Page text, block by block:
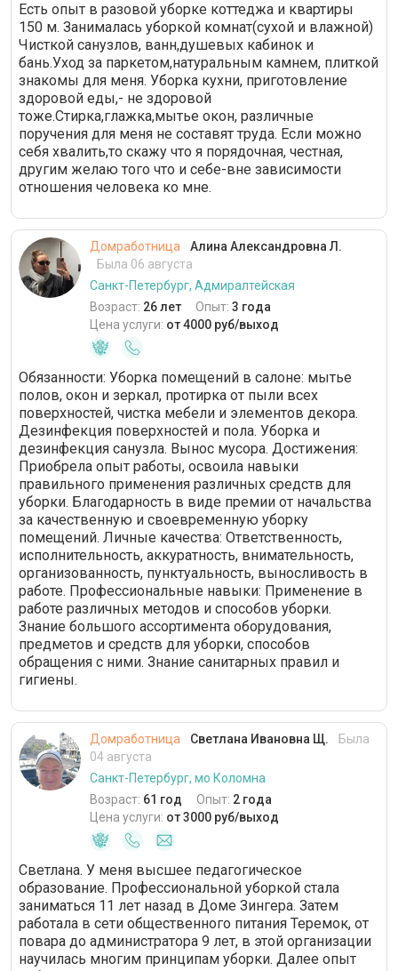
Есть опыт в разовой уборке коттеджа и квартиры
150 м. Занималась уборкой комнат(сухой и влажной)
Чисткой санузлов, ванн,душевых кабинок и
бань.Уход за паркетом,натуральным камнем, плиткой
знакомы для меня. Уборка кухни, приготовление
здоровой еды,- не здоровой
тоже.Стирка,глажка,мытье окон, различные
поручения для меня не составят труда. Если можно
себя хвалить,то скажу что я порядочная, честная,
другим желаю того что и себе-вне зависимости
отношения человека ко мне.
Домработница
Алина Александровна Л.
Была 06 августа
Санкт-Петербург, Адмиралтейская
Возраст: 26 лет Опыт: 3 года
Цена услуги: от 4000 руб/выход
Обязанности: Уборка помещений в салоне: мытье
полов, окон и зеркал, протирка от пыли всех
поверхностей, чистка мебели и элементов декора.
Дезинфекция поверхностей и пола. Уборка и
дезинфекция санузла. Вынос мусора. Достижения:
Приобрела опыт работы, освоила навыки
правильного применения различных средств для
уборки. Благодарность в виде премии от начальства
за качественную и своевременную уборку
помещений. Личные качества: Ответственность,
исполнительность, аккуратность, внимательность,
организованность, пунктуальность, выносливость в
работе. Профессиональные навыки: Применение в
работе различных методов и способов уборки.
Знание большого ассортимента оборудования,
предметов и средств для уборки, способов
обращения с ними. Знание санитарных правил и
гигиены.
Домработница Светлана Ивановна Щ.
Была
04 августа
Санкт-Петербург, мо Коломна
Возраст: 61 год Опыт: 2 года
Цена услуги: от 3000 руб/выход
Светлана. У меня высшее педагогическое
образование. Профессиональной уборкой стала
заниматься 11 лет назад в Доме Зингера. Затем
работала в сети общественного питания Теремок, от
повара до администратора 9 лет, в этой организации
научилась многим принципам уборки. Далее опыт